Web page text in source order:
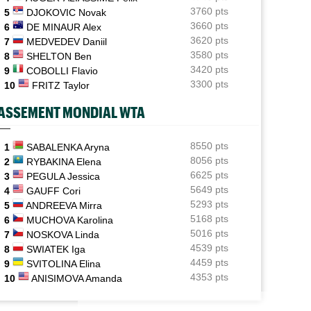
/ WTA
les résultats du samedi 8 août 2026 et
la nuit
ATP - MONTRÉAL
Arthur Fils et Rinderknech ce samedi...
horaires et diffusion TV
d’explication"
08/08
US Open
Elsa Jacquemot va éviter les périlleuses qualifications
à New York
08/08
Next Gen ATP Finals
Comment Moïse Kouame peut faire mieux que Sinner et
Alcaraz ?
WTA - Toronto
Amanda Anisimova : "Je ne veux pas me mettre de
pression"
ATP - Montréal
Terence Atmane se tourne vers l'Ohio et un immense
défi à relever
5
DJOKOVIC Novak
3760 pts
6
DE MINAUR Alex
3660 pts
7
MEDVEDEV Daniil
3620 pts
8
SHELTON Ben
3580 pts
9
COBOLLI Flavio
3420 pts
10
FRITZ Taylor 3300 pts
MONDIAL WTA
1 SABALENKA Aryna
8550 pts
2
RYBAKINA Elena
8056 pts
3
PEGULA Jessica
6625 pts
4
GAUFF Cori
5649 pts
5
ANDREEVA Mirra
5293 pts
6
MUCHOVA Karolina
5168 pts
7
NOSKOVA Linda
5016 pts
8
SWIATEK Iga
4539 pts
9
SVITOLINA Elina
4459 pts
10
ANISIMOVA Amanda 4353 pts